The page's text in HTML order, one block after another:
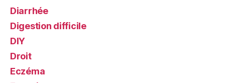
Diarrhée
Digestion difficile
DIY
Droit
Eczéma